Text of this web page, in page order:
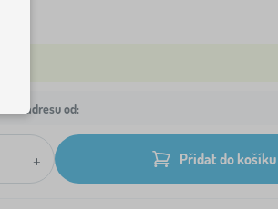
Vaši adresu od:
+ Přidat do košíku